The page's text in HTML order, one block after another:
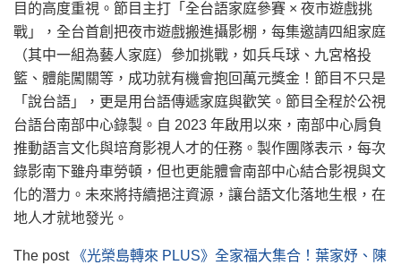
目的高度重視。節目主打「全台語家庭參賽 × 夜市遊戲挑
戰」，全台首創把夜市遊戲搬進攝影棚，每集邀請四組家庭
（其中一組為藝人家庭）參加挑戰，如兵乓球、九宮格投
籃、體能闖關等，成功就有機會抱回萬元獎金！節目不只是
「說台語」，更是用台語傳遞家庭與歡笑。節目全程於公視
台語台南部中心錄製。自 2023 年啟用以來，南部中心肩負
推動語言文化與培育影視人才的任務。製作團隊表示，每次
錄影南下雖舟車勞頓，但也更能體會南部中心結合影視與文
化的潛力。未來將持續挹注資源，讓台語文化落地生根，在
地人才就地發光。
The post
《光榮島轉來 PLUS》全家福大集合！葉家妤、陳